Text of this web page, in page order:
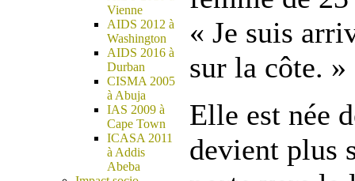
Vienne
AIDS 2012 à
Washington
AIDS 2016 à
Durban
CISMA 2005
à Abuja
IAS 2009 à
Cape Town
ICASA 2011
à Addis
Abeba
« Je suis
sur la côte. »
Elle est née
devient plus